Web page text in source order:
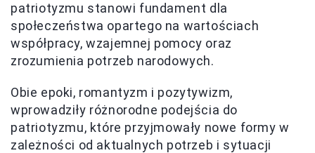
patriotyzmu stanowi fundament dla
społeczeństwa opartego na wartościach
współpracy, wzajemnej pomocy oraz
zrozumienia potrzeb narodowych.
Obie epoki, romantyzm i pozytywizm,
wprowadziły różnorodne podejścia do
patriotyzmu, które przyjmowały nowe formy w
zależności od aktualnych potrzeb i sytuacji